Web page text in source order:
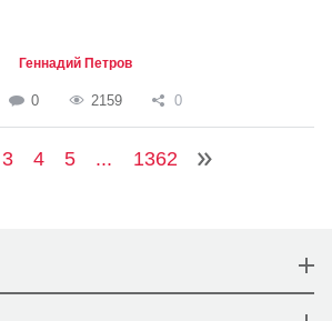
Геннадий Петров
0 2159 0
3 4 5 ... 1362